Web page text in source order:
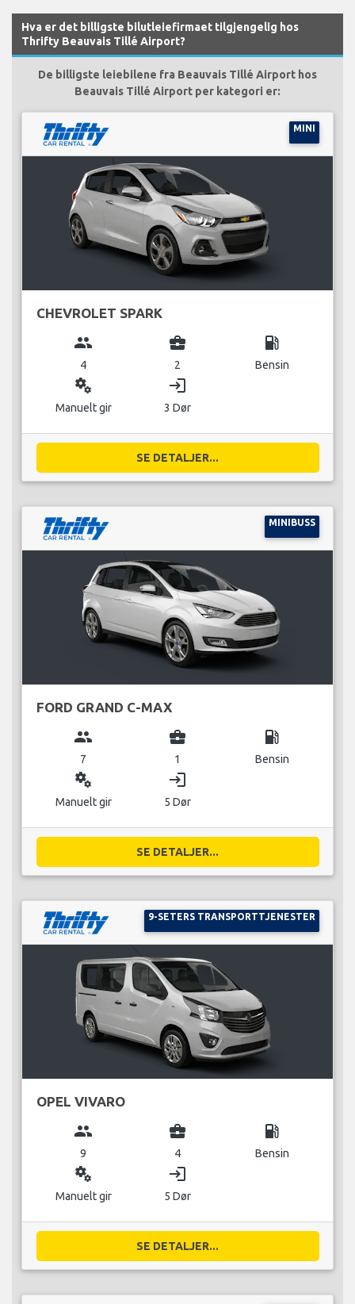
Hva er det billigste bilutleiefirmaet tilgjengelig hos
Thrifty Beauvais Tillé Airport?
De billigste leiebilene fra Beauvais Tillé Airport hos
Beauvais Tillé Airport per kategori er:
MINI
CHEVROLET SPARK
group
4
business_center
2
local_gas_station
Bensin
miscellaneous_services
Manuelt gir
login
3 Dør
SE DETALJER...
MINIBUSS
FORD GRAND C-MAX
group
7
business_center
1
local_gas_station
Bensin
miscellaneous_services
Manuelt gir
login
5 Dør
SE DETALJER...
9-SETERS TRANSPORTTJENESTER
OPEL VIVARO
group
9
business_center
4
local_gas_station
Bensin
miscellaneous_services
Manuelt gir
login
5 Dør
SE DETALJER...